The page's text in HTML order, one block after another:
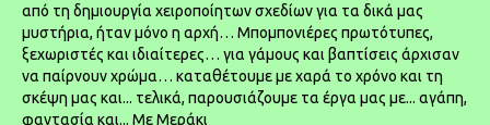
από τη δημιουργία χειροποίητων σχεδίων για τα δικά μας
μυστήρια, ήταν μόνο η αρχή… Μπομπονιέρες πρωτότυπες,
ξεχωριστές και ιδιαίτερες… για γάμους και βαπτίσεις άρχισαν
να παίρνουν χρώμα… καταθέτουμε με χαρά το χρόνο και τη
σκέψη μας και... τελικά, παρουσιάζουμε τα έργα μας με... αγάπη,
φαντασία και... Με Μεράκι